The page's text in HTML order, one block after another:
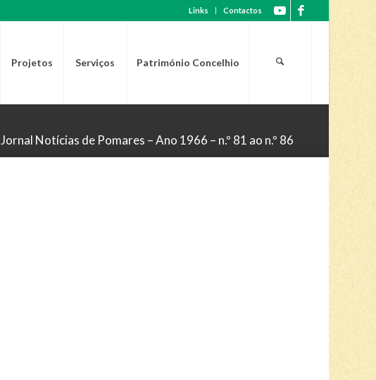
Links Contactos
Projetos Serviços Património Concelhio
Jornal Notícias de Pomares – Ano 1966 – n.º 81 ao n.º 86